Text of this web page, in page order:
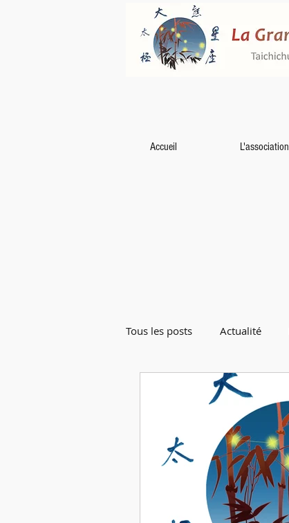
Accueil L'association
Tous les posts Actualité
Rentrée de Septembre